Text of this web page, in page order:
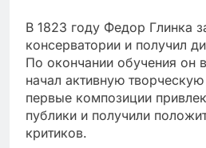
В 1823 году Федор Глинка
консерватории и получил
По окончании обучения он
начал активную
первые композиции
публики и получили
критиков.